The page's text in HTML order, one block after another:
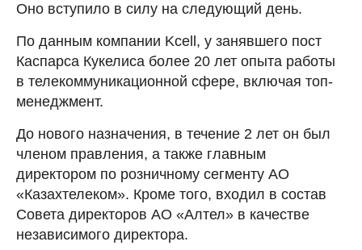
Оно вступило в силу на следующий день.
По данным компании Kcell, у занявшего пост
Каспарса Кукелиса более 20 лет опыта работы
в телекоммуникационной сфере, включая топ-
менеджмент.
До нового назначения, в течение 2 лет он был
членом правления, а также главным
директором по розничному сегменту АО
«Казахтелеком». Кроме того, входил в состав
Совета директоров АО «Алтел» в качестве
независимого директора.